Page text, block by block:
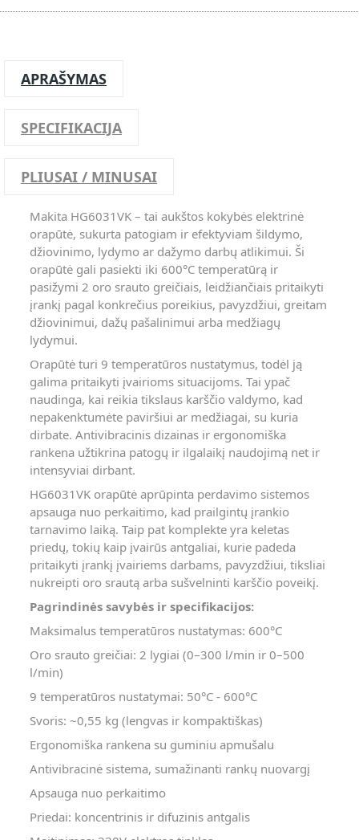
APRAŠYMAS
SPECIFIKACIJA
PLIUSAI / MINUSAI
Makita HG6031VK – tai aukštos kokybės elektrinė
orapūtė, sukurta patogiam ir efektyviam šildymo,
džiovinimo, lydymo ar dažymo darbų atlikimui. Ši
orapūtė gali pasiekti iki 600°C temperatūrą ir
pasižymi 2 oro srauto greičiais, leidžiančiais pritaikyti
įrankį pagal konkrečius poreikius, pavyzdžiui, greitam
džiovinimui, dažų pašalinimui arba medžiagų
lydymui.
Orapūtė turi 9 temperatūros nustatymus, todėl ją
galima pritaikyti įvairioms situacijoms. Tai ypač
naudinga, kai reikia tikslaus karščio valdymo, kad
nepakenktumėte paviršiui ar medžiagai, su kuria
dirbate. Antivibracinis dizainas ir ergonomiška
rankena užtikrina patogų ir ilgalaikį naudojimą net ir
intensyviai dirbant.
HG6031VK orapūtė aprūpinta perdavimo sistemos
apsauga nuo perkaitimo, kad prailgintų įrankio
tarnavimo laiką. Taip pat komplekte yra keletas
priedų, tokių kaip įvairūs antgaliai, kurie padeda
pritaikyti įrankį įvairiems darbams, pavyzdžiui, tiksliai
nukreipti oro srautą arba sušvelninti karščio poveikį.
Pagrindinės savybės ir specifikacijos:
Maksimalus temperatūros nustatymas: 600°C
Oro srauto greičiai: 2 lygiai (0–300 l/min ir 0–500
l/min)
9 temperatūros nustatymai: 50°C - 600°C
Svoris: ~0,55 kg (lengvas ir kompaktiškas)
Ergonomiška rankena su guminiu apmušalu
Antivibracinė sistema, sumažinanti rankų nuovargį
Apsauga nuo perkaitimo
Priedai: koncentrinis ir difuzinis antgalis